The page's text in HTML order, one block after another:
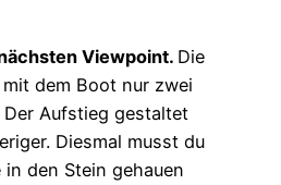
Viewpoint. Die
dem Boot nur zwei
Aufstieg gestaltet
Diesmal musst du
den Stein gehauen